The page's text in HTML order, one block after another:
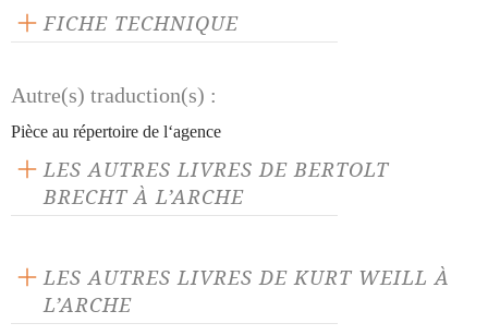
FICHE TECHNIQUE
128 pages
Prix : 0.00 €
ISBN : 9782851810779
Autre(s) traduction(s) :
Pièce au répertoire de l‘agence
LES AUTRES LIVRES DE BERTOLT
BRECHT À L’ARCHE
LES AUTRES LIVRES DE KURT WEILL À
L’ARCHE